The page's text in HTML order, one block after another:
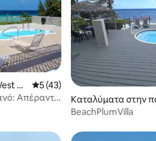
Ba
Μέση βαθμολογία: 5 στα 5, 43
5 (43)
Απέραντη
Καταλύματα στην
nd Cayman
BeachPlumVilla